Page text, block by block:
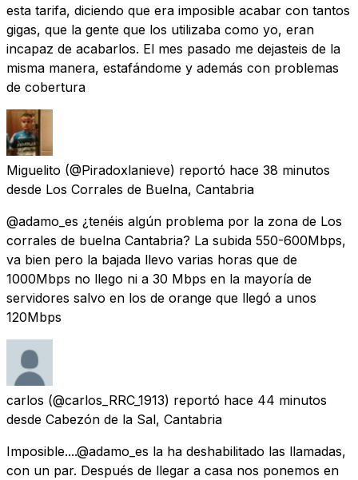
esta tarifa, diciendo que era imposible acabar con tantos
gigas, que la gente que los utilizaba como yo, eran
incapaz de acabarlos. El mes pasado me dejasteis de la
misma manera, estafándome y además con problemas
de cobertura
Miguelito (@Piradoxlanieve) reportó hace 38 minutos
desde Los Corrales de Buelna, Cantabria
@adamo_es ¿tenéis algún problema por la zona de Los
corrales de buelna Cantabria? La subida 550-600Mbps,
va bien pero la bajada llevo varias horas que de
1000Mbps no llego ni a 30 Mbps en la mayoría de
servidores salvo en los de orange que llegó a unos
120Mbps
carlos (@carlos_RRC_1913) reportó hace 44 minutos
desde Cabezón de la Sal, Cantabria
Imposible....@adamo_es la ha deshabilitado las llamadas,
con un par. Después de llegar a casa nos ponemos en